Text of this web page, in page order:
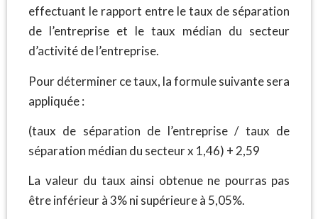
effectuant le rapport entre le taux de séparation
de l’entreprise et le taux médian du secteur
d’activité de l’entreprise.
Pour déterminer ce taux, la formule suivante sera
appliquée :
(taux de séparation de l’entreprise / taux de
séparation médian du secteur x 1,46) + 2,59
La valeur du taux ainsi obtenue ne pourras pas
être inférieur à 3% ni supérieure à 5,05%.